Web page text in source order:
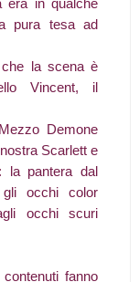
pura tesa ad
la scena è
Vincent, il
Demone
Scarlett e
la pantera dal
occhi color
occhi scuri
fanno